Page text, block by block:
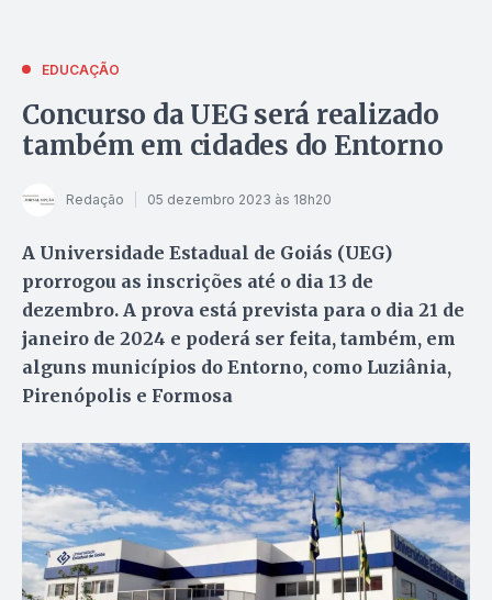
EDUCAÇÃO
Concurso da UEG será realizado
também em cidades do Entorno
Redação 05 dezembro 2023 às 18h20
A Universidade Estadual de Goiás (UEG)
prorrogou as inscrições até o dia 13 de
dezembro. A prova está prevista para o dia 21 de
janeiro de 2024 e poderá ser feita, também, em
alguns municípios do Entorno, como Luziânia,
Pirenópolis e Formosa